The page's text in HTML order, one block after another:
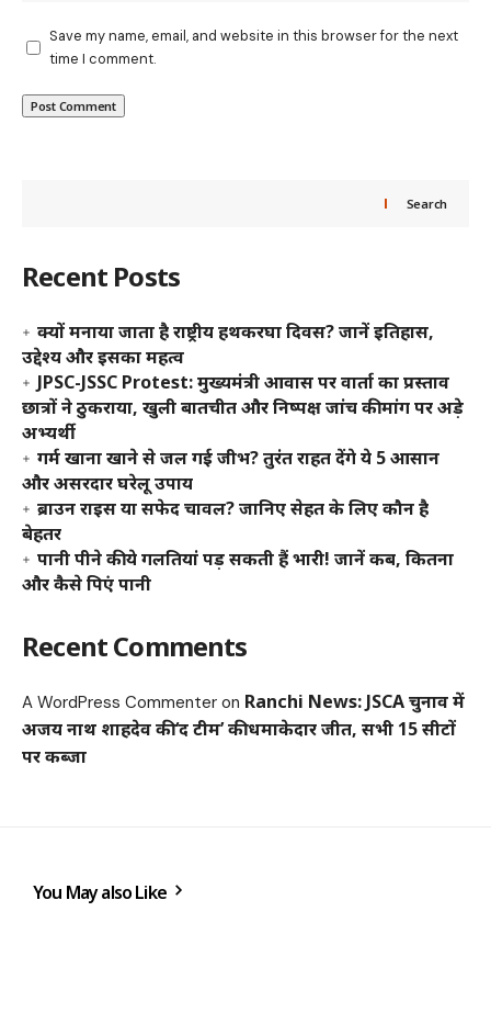
Save my name, email, and website in this browser for the next
time I comment.
Search
Recent Posts
क्यों मनाया जाता है राष्ट्रीय हथकरघा दिवस? जानें इतिहास,
उद्देश्य और इसका महत्व
JPSC-JSSC Protest: मुख्यमंत्री आवास पर वार्ता का प्रस्ताव
छात्रों ने ठुकराया, खुली बातचीत और निष्पक्ष जांच की मांग पर अड़े
अभ्यर्थी
गर्म खाना खाने से जल गई जीभ? तुरंत राहत देंगे ये 5 आसान
और असरदार घरेलू उपाय
ब्राउन राइस या सफेद चावल? जानिए सेहत के लिए कौन है
बेहतर
पानी पीने की ये गलतियां पड़ सकती हैं भारी! जानें कब, कितना
और कैसे पिएं पानी
Recent Comments
A WordPress Commenter on Ranchi News: JSCA चुनाव में
अजय नाथ शाहदेव की ‘द टीम’ की धमाकेदार जीत, सभी 15 सीटों
पर कब्जा
You May also Like